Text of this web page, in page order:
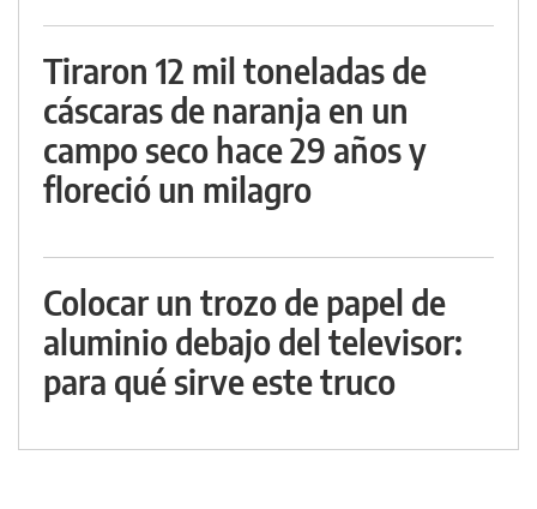
Tiraron 12 mil toneladas de
cáscaras de naranja en un
campo seco hace 29 años y
floreció un milagro
Colocar un trozo de papel de
aluminio debajo del televisor:
para qué sirve este truco